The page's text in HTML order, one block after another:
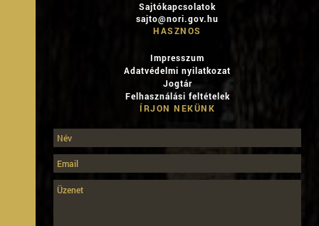
Sajtókapcsolatok
sajto@nori.gov.hu
HASZNOS
Impresszum
Adatvédelmi nyilatkozat
Jogtár
Felhasználási feltételek
ÍRJON NEKÜNK